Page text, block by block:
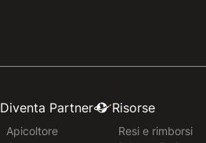
Diventa Partner
Apicoltore
Risorse
Resi e rimborsi